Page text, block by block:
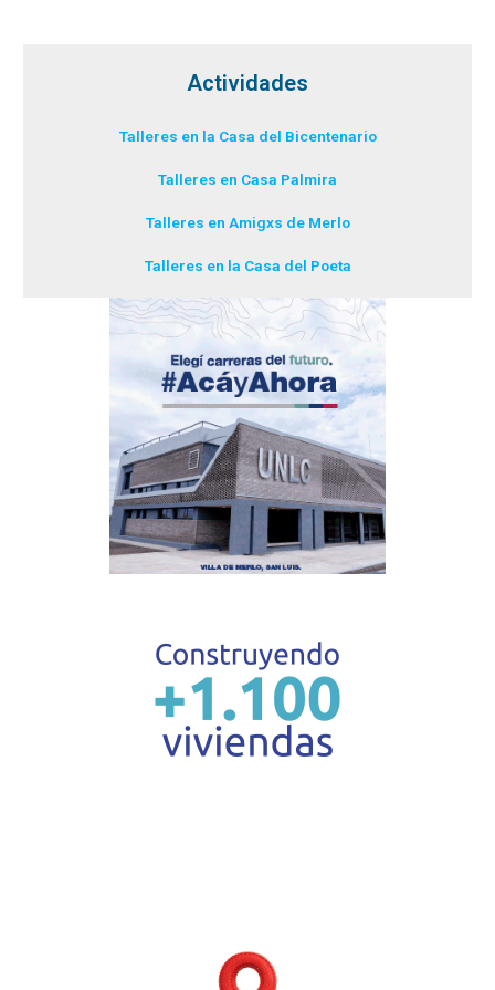
Actividades
Talleres en la Casa del Bicentenario
Talleres en Casa Palmira
Talleres en Amigxs de Merlo
Talleres en la Casa del Poeta